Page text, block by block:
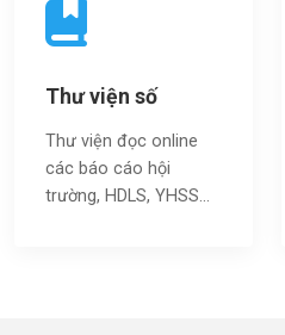
Thư viện số
Thư viện đọc online
các báo cáo hội
trường, HDLS, YHSS…